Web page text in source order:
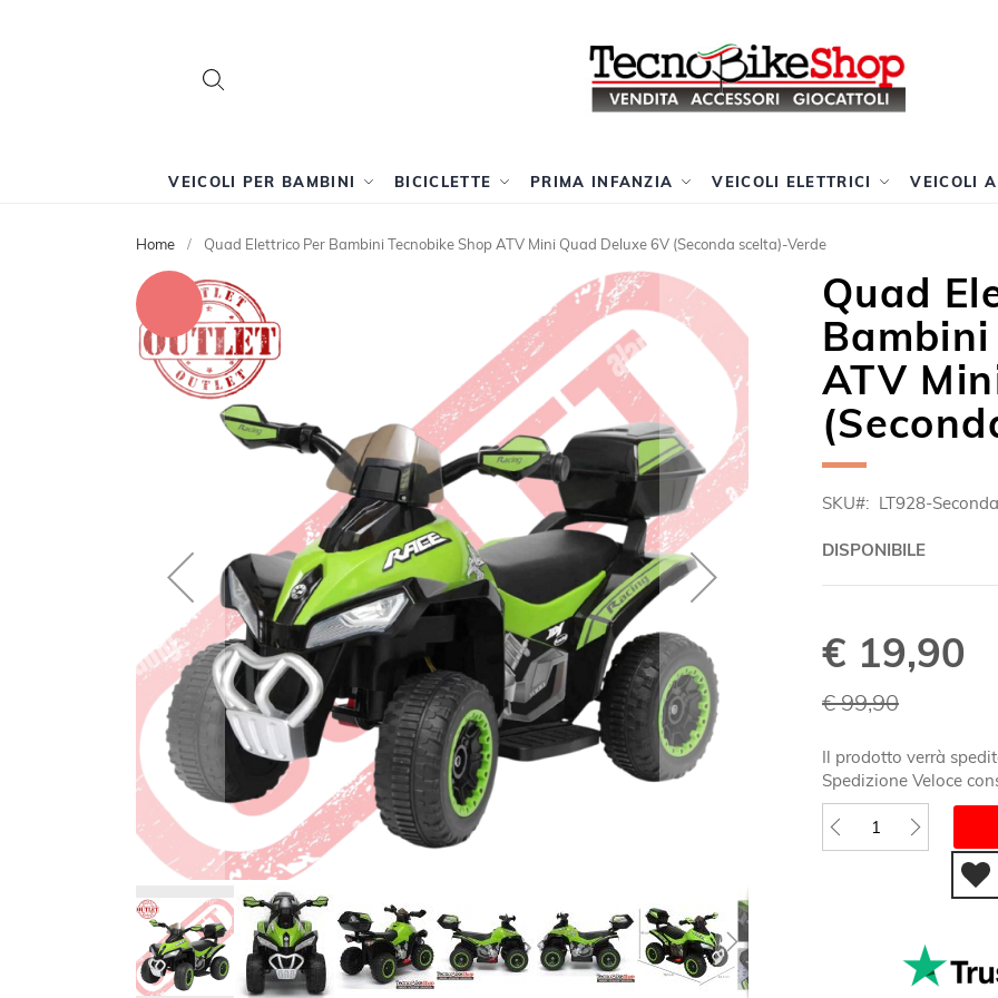
Search
Search
VEICOLI PER BAMBINI BICICLETTE PRIMA INFANZIA VEICOLI ELETTRICI VEICOLI A
Home Quad Elettrico Per Bambini Tecnobike Shop ATV Mini Quad Deluxe 6V (Seconda scelta)-Verde
Quad
ATV
SKU LT928-
DISPONIBILE
Special
€ 19,90
€ 99,90
Il prodotto verrà
Spedizione Veloce
Vai
alla
fine
della
galleria